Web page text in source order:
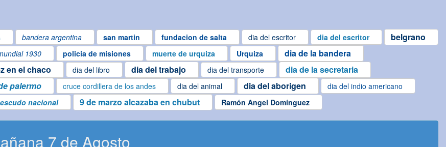
bandera argentina san martin fundacion de salta dia del escritor dia del escritor belgrano
1930 policia de misiones muerte de urquiza Urquiza dia de la bandera
en el chaco dia del libro dia del trabajo dia del transporte dia de la secretaria
palermo cruce cordillera de los andes dia del animal dia del aborigen
dia del indio americano
nacional 9 de marzo alcazaba en chubut Ramón Angel Domínguez
7 de Agosto